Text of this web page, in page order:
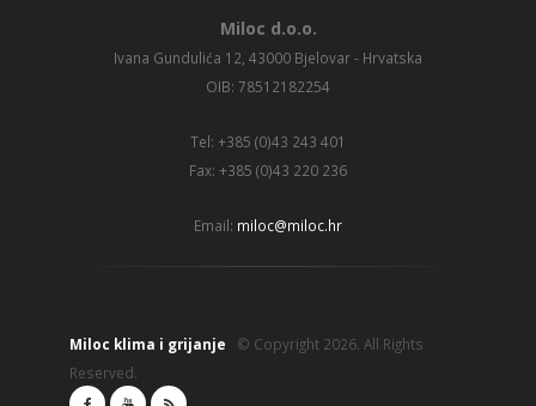
Miloc d.o.o.
Ivana Gundulića 12, 43000 Bjelovar - Hrvatska
OIB: 78512182254
Tel: +385 (0)43 243 401
Fax: +385 (0)43 220 236
Email: miloc@miloc.hr
Miloc klima i grijanje © Copyright 2026. All Rights
Reserved.